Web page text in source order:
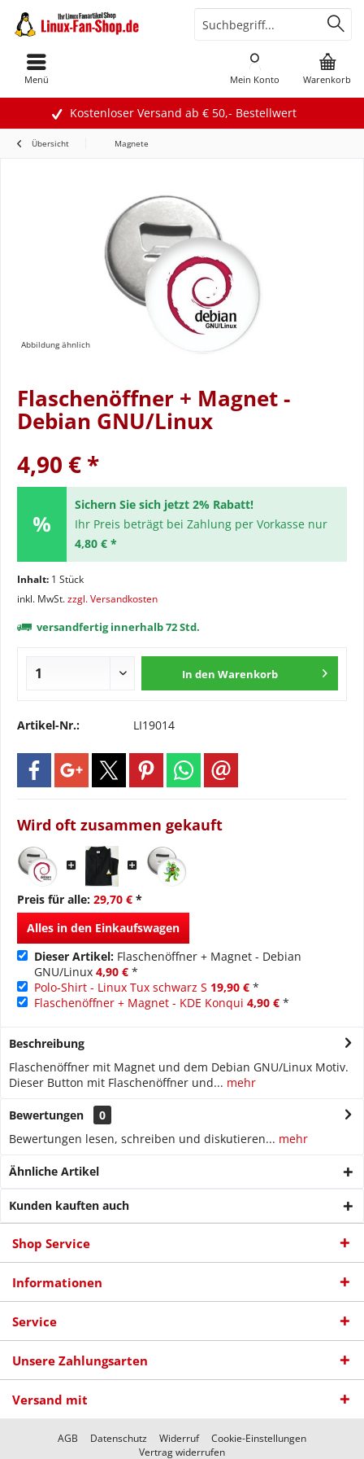
Kostenloser Versand ab € 50,- Bestellwert
Warenkorb
Mein Konto
Menü
Übersicht Magnete
Abbildung ähnlich
Flaschenöffner + Magnet -
Debian GNU/Linux
4,90 € *
Sichern Sie sich jetzt 2% Rabatt!
Ihr Preis beträgt bei Zahlung per Vorkasse nur
4,80 € *
Inhalt: 1 Stück
inkl. MwSt.zzgl. Versandkosten
versandfertig innerhalb 72 Std.
In den Warenkorb
Artikel-Nr.: LI19014
Wird oft zusammen gekauft
Preis für alle: 29,70 € *
Alles in den Einkaufswagen
Dieser Artikel: Flaschenöffner + Magnet - Debian
GNU/Linux 4,90 € *
Polo-Shirt - Linux Tux schwarz S 19,90 € *
Flaschenöffner + Magnet - KDE Konqui 4,90 € *
Beschreibung
Flaschenöffner mit Magnet und dem Debian GNU/Linux Motiv.
Dieser Button mit Flaschenöffner und... mehr
Bewertungen
0
Bewertungen lesen, schreiben und diskutieren... mehr
Ähnliche Artikel
Kunden kauften auch
Shop Service
Informationen
Service
Unsere Zahlungsarten
Versand mit
AGB Datenschutz Widerruf
Cookie-Einstellungen
Vertrag widerrufen